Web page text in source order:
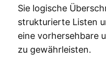
Sie logische
strukturierte Listen
eine vorhersehbare
zu gewährleisten.